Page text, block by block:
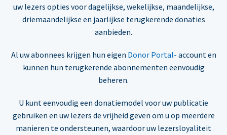
uw lezers opties voor dagelijkse, wekelijkse, maandelijkse,
driemaandelijkse en jaarlijkse terugkerende donaties
aanbieden.
Al uw abonnees krijgen hun eigen Donor Portal- account en
kunnen hun terugkerende abonnementen eenvoudig
beheren.
U kunt eenvoudig een donatiemodel voor uw publicatie
gebruiken en uw lezers de vrijheid geven om u op meerdere
manieren te ondersteunen, waardoor uw lezersloyaliteit